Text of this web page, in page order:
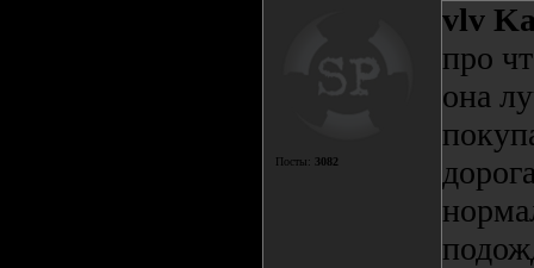
Посты: 3082
vlv
про
она